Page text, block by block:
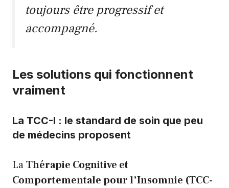
toujours être progressif et
accompagné.
Les solutions qui fonctionnent
vraiment
La TCC-I : le standard de soin que peu
de médecins proposent
LaThérapie Cognitive et
Comportementale pour l’Insomnie (TCC-